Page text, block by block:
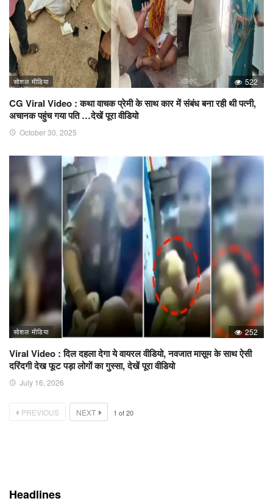
सोशल मीडिया 522
CG Viral Video : कथा वाचक प्रेमी के साथ कार में संबंध बना रही थी पत्नी,
अचानक पहुंच गया पति …देखें पूरा वीडियो
October 30, 2025
सोशल मीडिया 252
Viral Video : दिल दहला देगा ये वायरल वीडियो, नवजात मासूम के साथ ऐसी
दरिंदगी देख फूट पड़ा लोगों का गुस्सा, देखें पूरा वीडियो
July 16, 2026
PREVIOUS NEXT 1 of20
Headlines